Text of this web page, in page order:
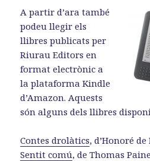
c
e
b
o
o
k
s
t
o
d
o
n
l
e
g
r
a
m
A partir d’ara també
podeu llegir els
llibres publicats per
Riurau Editors en
format electrònic a
la plataforma Kindle
d’Amazon. Aquests
són alguns dels llibres
Contes drolàtics, d’Honoré de
Sentit comú, de Thomas Paine